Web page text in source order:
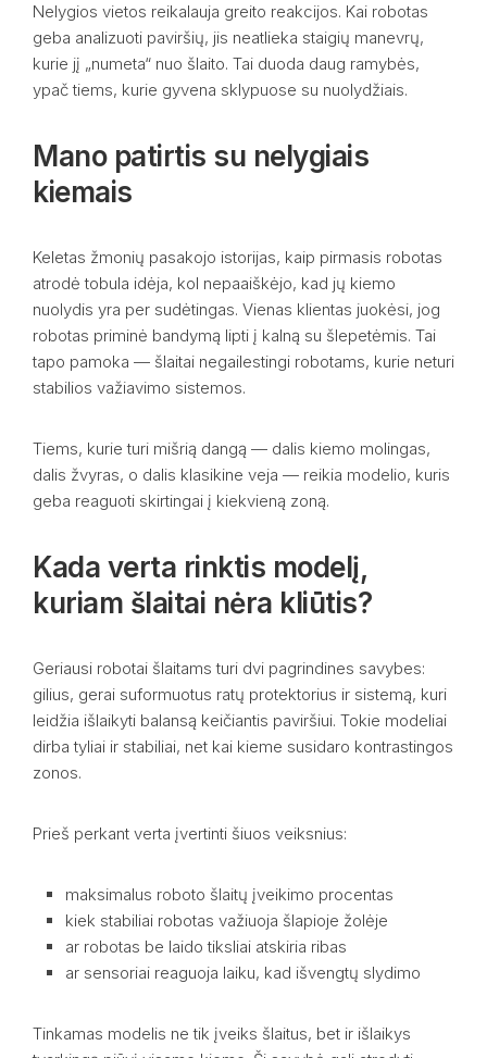
Nelygios vietos reikalauja greito reakcijos. Kai robotas
geba analizuoti paviršių, jis neatlieka staigių manevrų,
kurie jį „numeta“ nuo šlaito. Tai duoda daug ramybės,
ypač tiems, kurie gyvena sklypuose su nuolydžiais.
Mano patirtis su nelygiais
kiemais
Keletas žmonių pasakojo istorijas, kaip pirmasis robotas
atrodė tobula idėja, kol nepaaiškėjo, kad jų kiemo
nuolydis yra per sudėtingas. Vienas klientas juokėsi, jog
robotas priminė bandymą lipti į kalną su šlepetėmis. Tai
tapo pamoka — šlaitai negailestingi robotams, kurie neturi
stabilios važiavimo sistemos.
Tiems, kurie turi mišrią dangą — dalis kiemo molingas,
dalis žvyras, o dalis klasikine veja — reikia modelio, kuris
geba reaguoti skirtingai į kiekvieną zoną.
Kada verta rinktis modelį,
kuriam šlaitai nėra kliūtis?
Geriausi robotai šlaitams turi dvi pagrindines savybes:
gilius, gerai suformuotus ratų protektorius ir sistemą, kuri
leidžia išlaikyti balansą keičiantis paviršiui. Tokie modeliai
dirba tyliai ir stabiliai, net kai kieme susidaro kontrastingos
zonos.
Prieš perkant verta įvertinti šiuos veiksnius:
maksimalus roboto šlaitų įveikimo procentas
kiek stabiliai robotas važiuoja šlapioje žolėje
ar robotas be laido tiksliai atskiria ribas
ar sensoriai reaguoja laiku, kad išvengtų slydimo
Tinkamas modelis ne tik įveiks šlaitus, bet ir išlaikys